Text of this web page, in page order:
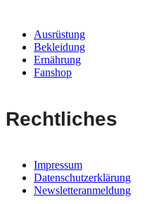
Ausrüstung
Bekleidung
Ernährung
Fanshop
Rechtliches
Impressum
Datenschutzerklärung
Newsletteranmeldung